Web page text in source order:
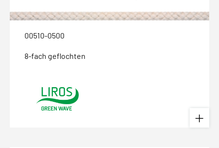
00510-0500
8-fach geflochten